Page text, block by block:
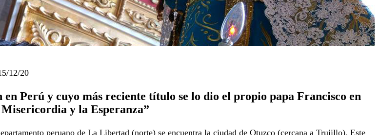
12/20
en Perú y cuyo más reciente título se lo dio el propio papa Francisco en
y la Esperanza”
peruano de La Libertad (norte) se encuentra la ciudad de Otuzco (cercana a Trujillo). Este